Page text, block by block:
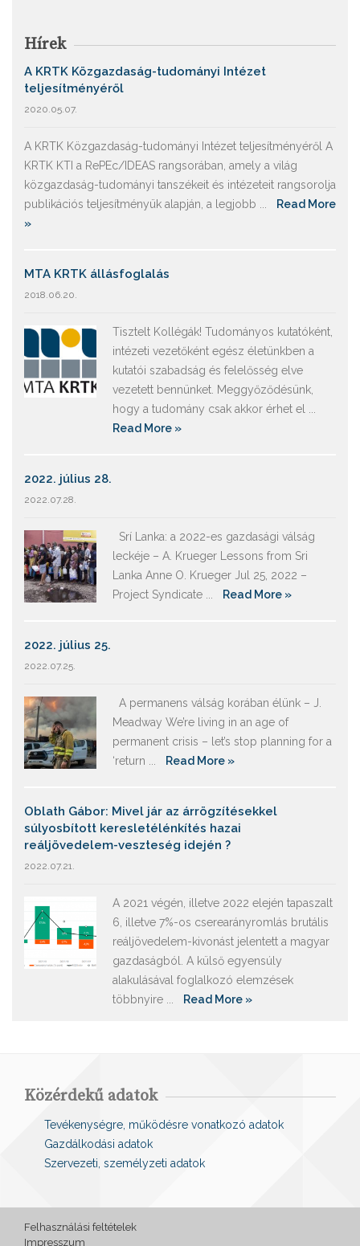
Hírek
A KRTK Közgazdaság-tudományi Intézet
teljesítményéről
2020.05.07.
A KRTK Közgazdaság-tudományi Intézet teljesítményéről A
KRTK KTI a RePEc/IDEAS rangsorában, amely a világ
közgazdaság-tudományi tanszékeit és intézeteit rangsorolja
publikációs teljesítményük alapján, a legjobb ... Read More
»
MTA KRTK állásfoglalás
2018.06.20.
Tisztelt Kollégák! Tudományos kutatóként,
intézeti vezetőként egész életünkben a
kutatói szabadság és felelősség elve
vezetett bennünket. Meggyőződésünk,
hogy a tudomány csak akkor érhet el ...
Read More »
2022. július 28.
2022.07.28.
Srí Lanka: a 2022-es gazdasági válság
leckéje – A. Krueger Lessons from Sri
Lanka Anne O. Krueger Jul 25, 2022 –
Project Syndicate ... Read More »
2022. július 25.
2022.07.25.
A permanens válság korában élünk – J.
Meadway We’re living in an age of
permanent crisis – let’s stop planning for a
‘return ... Read More »
Oblath Gábor: Mivel jár az árrögzítésekkel
súlyosbított keresletélénkítés hazai
reáljövedelem-veszteség idején ?
2022.07.21.
A 2021 végén, illetve 2022 elején tapaszalt
6, illetve 7%-os cserearányromlás brutális
reáljövedelem-kivonást jelentett a magyar
gazdaságból. A külső egyensúly
alakulásával foglalkozó elemzések
többnyire ... Read More »
Közérdekű adatok
Tevékenységre, működésre vonatkozó adatok
Gazdálkodási adatok
Szervezeti, személyzeti adatok
Felhasználási feltételek
Impresszum